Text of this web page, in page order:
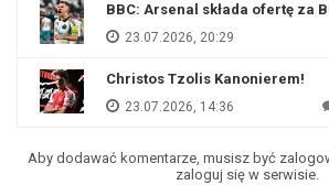
BBC: Arsenal składa ofertę za
23.07.2026, 20:29
Christos Tzolis Kanonierem!
23.07.2026, 14:36
Aby dodawać komentarze, musisz być
zaloguj się w serwisie.